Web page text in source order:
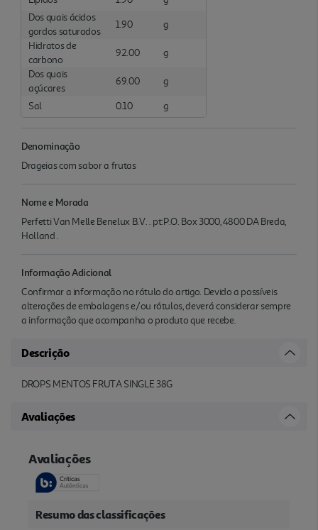
Dos quais ácidos
gordos saturados
1.90
g
Hidratos de
carbono
92.00
g
Dos quais
açúcares
69.00 g
Sal 0.10 g
Denominação
Drageias com sabor a frutas
Nome e Morada
Perfetti Van Melle Benelux B.V. . pt:P.O. Box 3000, 4800 DA Breda,
Holland .
Informação Adicional
Confirmar a informação no rótulo do artigo. Devido a possíveis
alterações de embalagens e/ou rótulos, deverá considerar sempre
a informação que acompanha o produto que recebe.
Descrição
DROPS MENTOS FRUTA SINGLE 38G
Avaliações